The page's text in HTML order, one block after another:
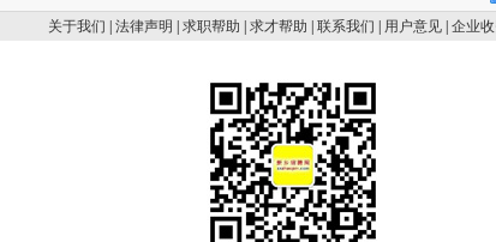
关于我们 法律声明 求职帮助 求才帮助 联系我们 用户意见 企业